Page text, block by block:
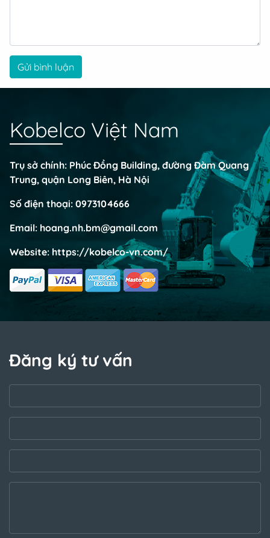
Gửi bình luận
Kobelco Việt Nam
Trụ sở chính: Phúc Đồng Building, đường Đàm Quang
Trung, quận Long Biên, Hà Nội
Số điện thoại: 0973104666
Email: hoang.nh.bm@gmail.com
Website: https://kobelco-vn.com/
Đăng ký tư vấn